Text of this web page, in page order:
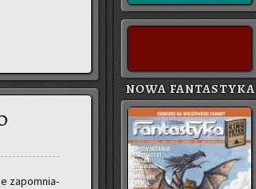
za­po­mnia­
NOWA FANTASTYKA